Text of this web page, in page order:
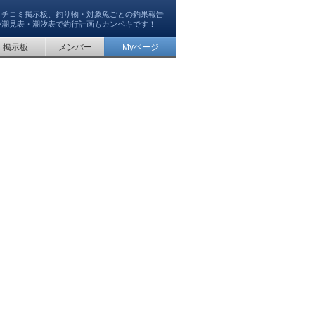
コミ掲示板、釣り物・対象魚ごとの釣果報告
見表・潮汐表で釣行計画もカンペキです！
掲示板 メンバー Myページ